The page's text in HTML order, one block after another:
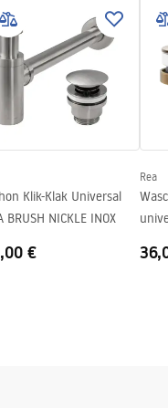
Nicht
Nicht
Klik-Klak Universal
BRUSH NICKLE INOX
€
Rea